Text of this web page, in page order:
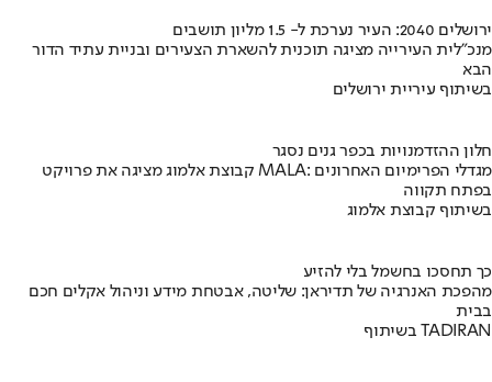
ירושלים 2040: העיר נערכת ל- 1.5 מליון תושבים
מנכ"לית העירייה מציגה תוכנית להשארת הצעירים ובניית עתיד הדור
הבא
בשיתוף עיריית ירושלים
חלון ההזדמנויות בכפר גנים נסגר
קבוצת אלמוג מציגה את פרויקט MALA: מגדלי הפרימיום האחרונים
בפתח תקווה
בשיתוף קבוצת אלמוג
כך תחסכו בחשמל בלי להזיע
מהפכת האנרגיה של תדיראן: שליטה, אבטחת מידע וניהול אקלים חכם
בבית
בשיתוף TADIRAN